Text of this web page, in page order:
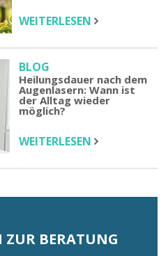
WEITERLESEN
BLOG
Heilungsdauer nach dem
Augenlasern: Wann ist
der Alltag wieder
möglich?
WEITERLESEN
ZUR BERATUNG